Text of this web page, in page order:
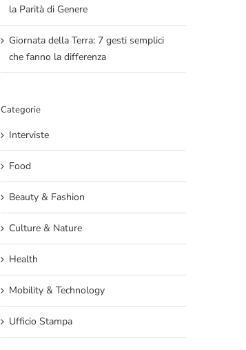
la Parità di Genere
Giornata della Terra: 7 gesti semplici
che fanno la differenza
Categorie
Interviste
Food
Beauty & Fashion
Culture & Nature
Health
Mobility & Technology
Ufficio Stampa